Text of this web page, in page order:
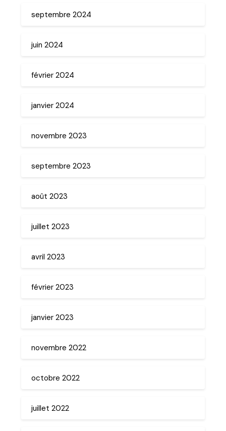
septembre 2024
juin 2024
février 2024
janvier 2024
novembre 2023
septembre 2023
août 2023
juillet 2023
avril 2023
février 2023
janvier 2023
novembre 2022
octobre 2022
juillet 2022